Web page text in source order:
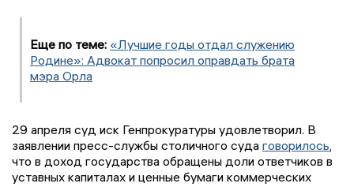
Еще по теме: «Лучшие годы отдал служению
Родине»: Адвокат попросил оправдать брата
мэра Орла
29 апреля суд иск Генпрокуратуры удовлетворил. В
заявлении пресс-службы столичного суда говорилось,
что в доход государства обращены доли ответчиков в
уставных капиталах и ценные бумаги коммерческих